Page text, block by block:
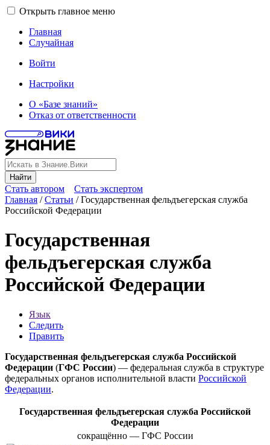
Открыть главное меню
Главная
Случайная
Войти
Настройки
О «Базе знаний»
Отказ от ответственности
Найти
Стать автором
Стать экспертом
Главная /Статьи /Государственная фельдъегерская служба
Российской Федерации
Государственная
фельдъегерская служба
Российской Федерации
Язык
Следить
Править
Государственная фельдъегерская служба Российской
Федерации (ГФС России) — федеральная служба в структуре
федеральных органов исполнительной власти Российской
Федерации.
Государственная фельдъегерская служба Российской
Федерации
сокращённо — ГФС России